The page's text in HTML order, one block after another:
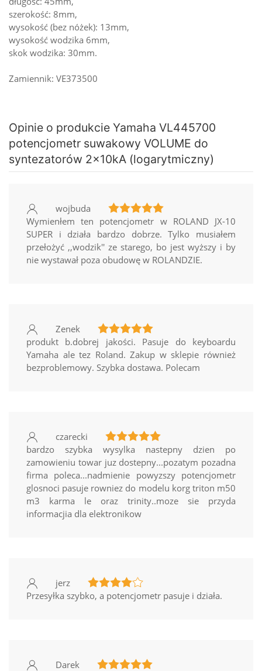
szerokość: 8mm,
wysokość (bez nóżek): 13mm,
wysokość wodzika 6mm,
skok wodzika: 30mm.
Zamiennik: VE373500
Opinie o produkcie Yamaha VL445700
potencjometr suwakowy VOLUME do
syntezatorów 2x10kA (logarytmiczny)
wojbuda
Wymienłem ten potencjometr w ROLAND JX-10
SUPER i działa bardzo dobrze. Tylko musiałem
przełożyć ,,wodzik′′ ze starego, bo jest wyższy i by
nie wystawał poza obudowę w ROLANDZIE.
Zenek
produkt b.dobrej jakości. Pasuje do keyboardu
Yamaha ale tez Roland. Zakup w sklepie również
bezproblemowy. Szybka dostawa. Polecam
czarecki
bardzo szybka wysylka nastepny dzien po
zamowieniu towar juz dostepny...pozatym pozadna
firma poleca...nadmienie powyzszy potencjometr
glosnoci pasuje rowniez do modelu korg triton m50
m3 karma le oraz trinity..moze sie przyda
informacjia dla elektronikow
jerz
Przesyłka szybko, a potencjometr pasuje i działa.
Darek